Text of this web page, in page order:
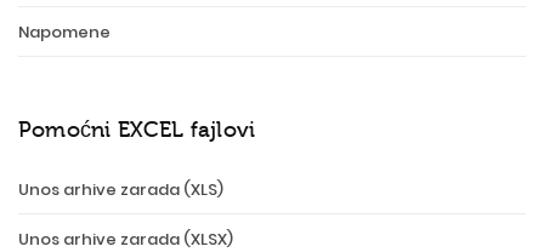
Napomene
Pomoćni EXCEL fajlovi
Unos arhive zarada (XLS)
Unos arhive zarada (XLSX)